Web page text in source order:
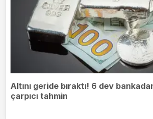
Altını geride bıraktı! 6 dev
çarpıcı tahmin